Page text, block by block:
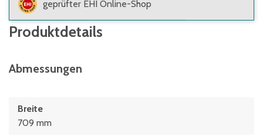
geprüfter EHI Online-Shop
Produktdetails
Abmessungen
Breite
709 mm